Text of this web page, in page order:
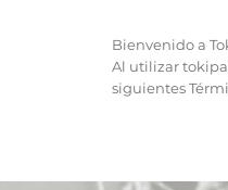
Bienvenido a
Al utilizar
siguientes